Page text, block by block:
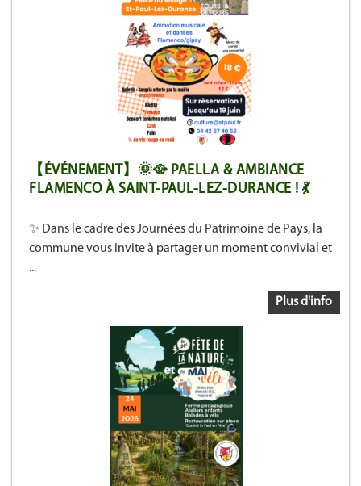
【ÉVÉNEMENT】🌞🥘 PAELLA & AMBIANCE
FLAMENCO À SAINT-PAUL-LEZ-DURANCE ! 💃
✨ Dans le cadre des Journées du Patrimoine de Pays, la
commune vous invite à partager un moment convivial et
...
Plus d'info